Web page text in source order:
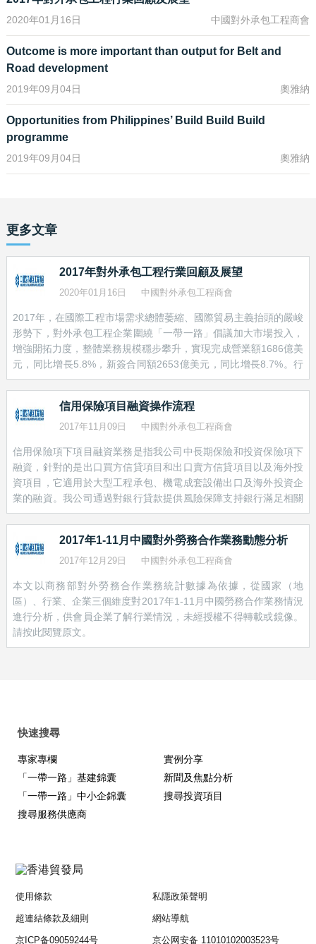
尼泊爾武警學院榮獲我國援外領域最高獎——「優質工程」榮譽
稱號，被尼泊爾政府譽為開創該國建築史的「里程碑工程」。
從規劃環節佔據先機
案跟蹤承攬主動權、主動創造專案的現實需要，是帶動中國標
在國制定基礎設施發展規劃，能夠促使所在國提升科學發展意
識，增強規劃發展能力，科學、合理地推進本國基礎設施建設。
應該說，在規劃環節開展合作，發展中國家有需求，中國企業有
勢，積極參與海外國別綜合交通規劃研究以及重大項目前期規劃
研究，力爭在產業鏈高端和專案運作前期把握主動權，力爭通過
規劃先行，帶動中國標準、中國裝備、中國產品「走出去」，進
而降低專案實施風險，提高專案建設效率。
中國鐵建先後參與了奈及利亞、衣索比亞、安哥拉、塞內加爾、
納米比亞等30多個非洲國家，尼泊爾、沙特、蒙古、阿曼等10多
個亞洲國家，以及部分南美、歐洲國家的鐵路網規劃，先後參與
了印度德里至金奈高鐵、中吉烏鐵路、中蒙俄鐵路、中尼鐵路、
中朝鐵路等重大專案的前期規劃研究，通過成功實施安哥拉本格
成功帶動中國的機車車輛、施工裝備、建築材料「走出去」。以
亞吉鐵路為例，中國鐵建成功帶動近4億美元的中國機械設備、通
信及四電設備、建築材料的出口，使中國鐵路建設標準走進東非
注重協同合作，抱團出海
理、運營、維護等各環節的優質資源，需要金融、工程承包、勘
察設計、裝備製造、運營維護等各類型企業的協同合作。當前，
企業抱團出海、聯合出海，以產業鏈集成形式「走出去」已成為
一種新的發展趨勢。中國鐵建將產業鏈集成能力、資源整合能力
視為自身的核心競爭力，致力於整合基礎設施產業鏈各環節的優
質資源，注重加強與我國金融機構、兄弟企業優勢互補、協同合
作，在產業協同、產融結合等方面進行了一系列有益嘗試，取得
務，創造了7天累計運送朝覲者300多萬人次的海外運營新記錄。
國中車等單位合作，全面參與了亞吉鐵路的投資、建設以及運營
維護，樹立起了央企優勢互補、抱團出海的合作典範。
維護環節延伸，解決了業主的資金困擾和後期運營維護難題，有
助於企業拓展盈利空間、融入當地發展、提升可持續經營能力，
有助於增強當地經濟內生發展動力和造血能力，是新形勢下對外
承包工程行業轉變發展方式、實現可持續發展的重要選擇。近年
來，中國鐵建結合國際工程承包市場形勢變化，從海外業務轉型
2020年01月16日 中國對外承包工程商會
Outcome is more important than output for Belt and
Road development
2019年09月04日 奧雅納
Opportunities from Philippines’ Build Build Build
programme
2019年09月04日 奧雅納
更多文章
2017年對外承包工程行業回顧及展望
2020年01月16日 中國對外承包工程商會
2017年，在國際工程市場需求總體萎縮、國際貿易主義抬頭的嚴峻
形勢下，對外承包工程企業圍繞「一帶一路」倡議加大市場投入，
增強開拓力度，整體業務規模穩步攀升，實現完成營業額1686億美
元，同比增長5.8%，新簽合同額2653億美元，同比增長8.7%。行
業企業「走出去」積極性不斷提升，隊伍逐步擴大，不少企業將促
效實現了業務發展，國際影響力得到了不斷提升。 &nbsp; 2017年
行業發展特點 一、從市場分佈來看，業務加速向「一帶一路」沿線
同額1443億美元，占同期新簽合同額的54.4%，完成營業額855億
美元，占同期總額的50.7%，主要合作領域涉及互聯互通和基礎設
施建設、產能合作、能源、產業園區等。 亞�
信用保險項目融資操作流程
2017年11月09日 中國對外承包工程商會
信用保險項下項目融資業務是指我公司中長期保險和投資保險項下
融資，針對的是出口買方信貸項目和出口賣方信貸項目以及海外投
資項目，它適用於大型工程承包、機電成套設備出口及海外投資企
業的融資。我公司通過對銀行貸款提供風險保障支持銀行滿足相關
企業項目融資需求或通過賠款轉讓協議將銀行對相關企業的融資風
供的一類政策性保險產品，它以擴大我國出口、保障企業收匯為目
的，對因政治風險或商業風險引起的出口方在商務合同項下應收的
賠償權益轉讓給貸款銀行，可以向銀行申請融資。如進口方未按商
務合同規定償還到期款項致使出口方無法獲得貨款歸還銀行貸款
時，我公司根據《賠款權益轉�
2017年1-11月中國對外勞務合作業務動態分析
2017年12月29日 中國對外承包工程商會
本文以商務部對外勞務合作業務統計數據為依據，從國家（地
區）、行業、企業三個維度對2017年1-11月中國勞務合作業務情況
進行分析，供會員企業了解行業情況，未經授權不得轉載或鏡像。
請按此閱覽原文。
快速搜尋
專家專欄
實例分享
「一帶一路」基建錦囊
新聞及焦點分析
「一帶一路」中小企錦囊
搜尋投資項目
搜尋服務供應商
使用條款 私隱政策聲明
超連結條款及細則 網站導航
京ICP备09059244号 京公网安备 11010102003523号